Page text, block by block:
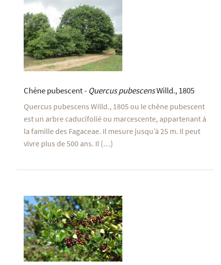
Chêne pubescent - Quercus pubescensWilld., 1805
Quercus pubescens Willd., 1805 ou le chêne pubescent
est un arbre caducifolié ou marcescente, appartenant à
la famille des Fagaceae. Il mesure jusqu’à 25 m. Il peut
vivre plus de 500 ans. Il (…)